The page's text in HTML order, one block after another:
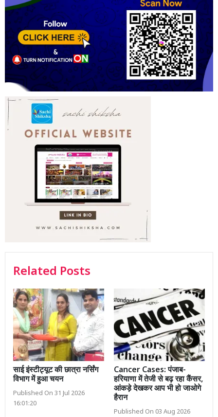
Related Posts
साई इंस्टीट्यूट की छात्रा नर्सिंग
विभाग में हुआ चयन
Published On 31 Jul 2026
16:01:20
Cancer Cases: पंजाब-
हरियाणा में तेजी से बढ़ रहा कैंसर,
आंकड़े देखकर आप भी हो जाओगे
हैरान
Published On 03 Aug 2026